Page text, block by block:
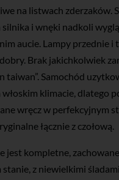
na listwach zderzaków.
silnika i wnęki nadkoli
aucie. Lampy przednie i
Brak jakichkolwiek
taiwan”. Samochód
włoskim klimacie, dlatego
wręcz w perfekcyjnym
łącznie z czołową.
jest kompletne,
z niewielkimi